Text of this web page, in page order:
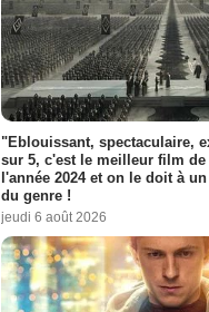
"Eblouissant, spectaculaire,
sur 5, c'est le meilleur film
l'année 2024 et on le doit à
du genre !
jeudi 6 août 2026